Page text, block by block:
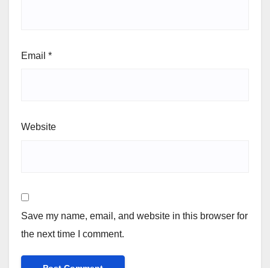
Email *
Website
Save my name, email, and website in this browser for
the next time I comment.